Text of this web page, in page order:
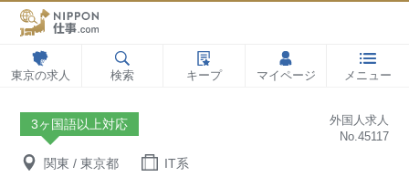
東京の求人 検索 キープ マイページ メニュー
3ヶ国語以上対応
外国人求人
No.45117
関東 / 東京都 IT系